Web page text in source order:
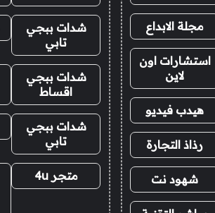
مجلة الابداع
استشارات اون
لاين
هيدب فيديو
رذاذ التجارة
شهود نت
شدات ببجي
تابي
شدات ببجي
اقساط
شدات ببجي
تابي
متجر 4u